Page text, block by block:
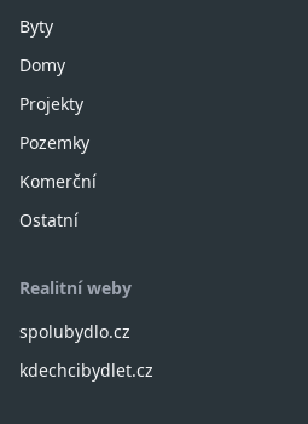
Byty
Domy
Projekty
Pozemky
Komerční
Ostatní
Realitní weby
spolubydlo.cz
kdechcibydlet.cz